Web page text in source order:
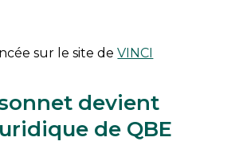
sur le site deVINCI
devient
de QBE